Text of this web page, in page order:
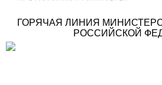
ГОРЯЧАЯ ЛИНИЯ
РОССИЙСКОЙ